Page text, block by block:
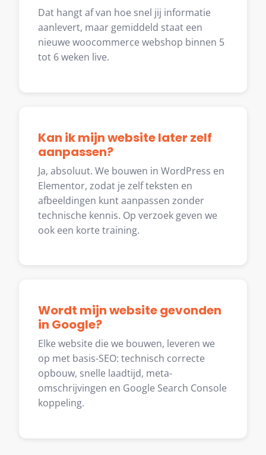
Dat hangt af van hoe snel jij informatie
aanlevert, maar gemiddeld staat een
nieuwe woocommerce webshop binnen 5
tot 6 weken live.
Kan ik mijn website later zelf
aanpassen?
Ja, absoluut. We bouwen in WordPress en
Elementor, zodat je zelf teksten en
afbeeldingen kunt aanpassen zonder
technische kennis. Op verzoek geven we
ook een korte training.
Wordt mijn website gevonden
in Google?
Elke website die we bouwen, leveren we
op met basis-SEO: technisch correcte
opbouw, snelle laadtijd, meta-
omschrijvingen en Google Search Console
koppeling.